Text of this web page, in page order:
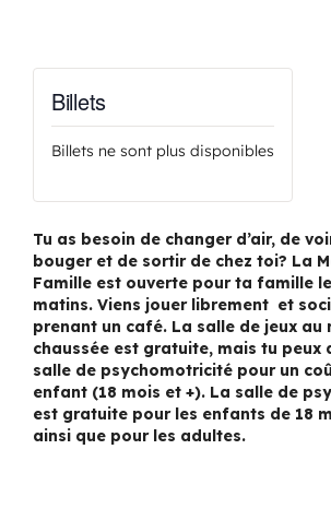
Billets
Billets ne sont plus disponibles
Tu as besoin de changer d’air, de
bouger et de sortir de chez toi? La
Famille est ouverte pour ta famille
matins. Viens jouer librement et
prenant un café. La salle de jeux au
chaussée est gratuite, mais tu peux
salle de psychomotricité pour un
enfant (18 mois et +). La salle de
est gratuite pour les enfants de 18
ainsi que pour les adultes.